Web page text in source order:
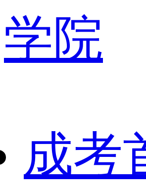
学院
成考